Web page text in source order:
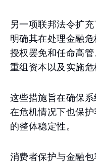
另一项联邦法令扩
明确其在处理金融
授权罢免和任命高管
重组资本以及实施危
这些措施旨在确保
在危机情况下也保
的整体稳定性。
消费者保护与金融包